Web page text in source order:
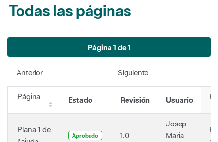
Todas las páginas
Página 1 de 1
Anterior Siguiente
Página Estado Revisión Usuario
Plana 1 de
Aprobado 1.0
Josep
Maria